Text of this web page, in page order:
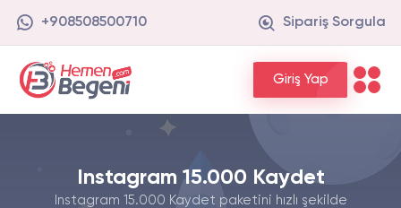
+908508500710 Sipariş Sorgula
Giriş Yap
Instagram 15.000 Kaydet
Instagram 15.000 Kaydet paketini hızlı şekilde